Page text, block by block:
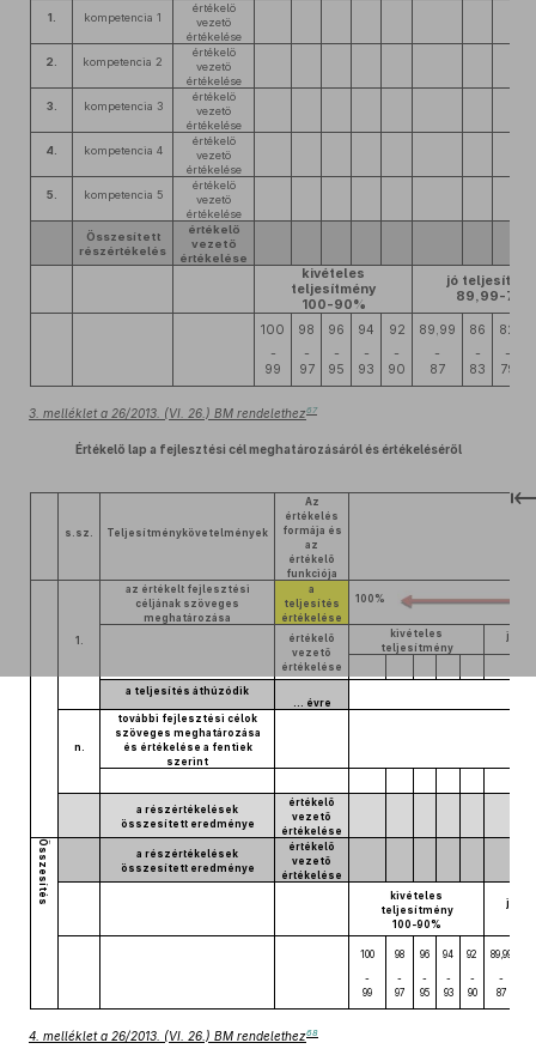
1.
kompetencia 1
értékelő
vezető
értékelése
2.
kompetencia 2
értékelő
vezető
értékelése
3.
kompetencia 3
értékelő
vezető
értékelése
4.
kompetencia 4
értékelő
vezető
értékelése
5.
kompetencia 5
értékelő
vezető
értékelése
Összesített
részértékelés
értékelő
vezető
értékelése
kivételes
teljesítmény
100-90%
jó
89,99-70%
100
-
99
98
-
97
96
-
95
94
-
93
92
-
90
89,99
-
87
86
-
83
82
-
79
3. melléklet a 26/2013. (VI. 26.) BM rendelethez67
Értékelő lap a fejlesztési cél meghatározásáról és értékeléséről
s.sz. Teljesítménykövetelmények
Az
értékelés
formája és
az
értékelő
funkciója
1.
az értékelt fejlesztési
céljának szöveges
meghatározása
a
teljesítés
értékelése
100%
értékelő
vezető
értékelése
kivételes
teljesítmény
jó
a teljesítés áthúzódik
… évre
n.
további fejlesztési célok
szöveges meghatározása
és értékelése a fentiek
szerint
a részértékelések
összesített eredménye
értékelő
vezető
értékelése
Összesítés
a részértékelések
összesített eredménye
értékelő
vezető
értékelése
kivételes
teljesítmény
100-90%
jó
100
-
99
98
-
97
96
-
95
94
-
93
92
-
90
89,99
-
87
4. melléklet a 26/2013. (VI. 26.) BM rendelethez68